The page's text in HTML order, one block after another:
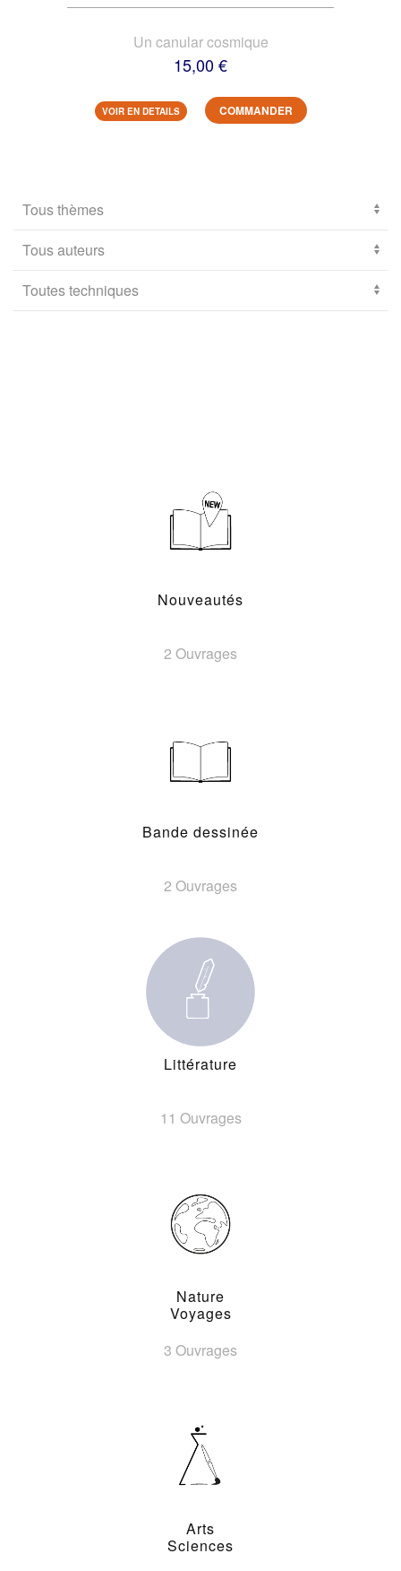
Un canular cosmique
15,00 €
VOIR EN DETAILS COMMANDER
Nouveautés
2 Ouvrages
Bande dessinée
2 Ouvrages
Littérature
11 Ouvrages
Nature
Voyages
3 Ouvrages
Arts
Sciences